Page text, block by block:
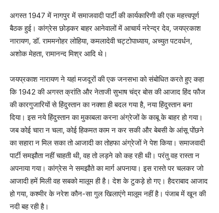
अगस्त 1947 में नागपुर में समाजवादी पार्टी की कार्यकारिणी की एक महत्त्वपूर्ण
बैठक हुई। कांग्रेस छोड़कर बाहर आनेवालों में आचार्य नरेन्द्र देव, जयप्रकाश
नारायण, डॉ. राममनोहर लोहिया, कमलादेवी चट्टोपाध्याय, अच्युत पटवर्धन,
अशोक मेहता, रामानन्द मिश्र आदि थे।
जयप्रकाश नारायण ने यहां मजदूरों की एक जनसभा को संबोधित करते हुए कहा
कि 1942 की अगस्त क्रांति और नेताजी सुभाष चंद्र बोस की आजाद हिंद फौज
की कारगुजारियों से हिंदुस्तान का नक्शा ही बदल गया है, नया हिंदुस्तान बना
दिया। इस नये हिंदुस्तान का मुकाबला करना अंग्रेजों के काबू के बाहर हो गया।
जब कोई चारा न चला, कोई हिकमत काम न कर सकी और बेबसी के आंसू पोंछने
का सहारा न मिल सका तो आजादी का तोहफा अंग्रेजों ने पेश किया। समाजवादी
पार्टी समझौता नहीं चाहती थी, वह तो लड़ने को कह रही थी। परंतु वह रास्ता न
अपनाया गया। कांग्रेस ने समझौते का मार्ग अपनाया। इस रास्ते पर चलकर जो
आजादी हमें मिली वह सबको मालूम ही है। देश के टुकड़े हो गए। हैदराबाद आजाद
हो गया, कश्मीर के नरेश कौन-सा गुल खिलाएंगे मालूम नहीं है। पंजाब में खून की
नदी बह रही है।